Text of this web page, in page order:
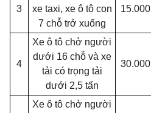
3
xe taxi, xe ô tô con
7 chỗ trở xuống
15.000
4
Xe ô tô chở người
dưới 16 chỗ và xe
tải có trọng tải
dưới 2,5 tấn
30.000
Xe ô tô chở người